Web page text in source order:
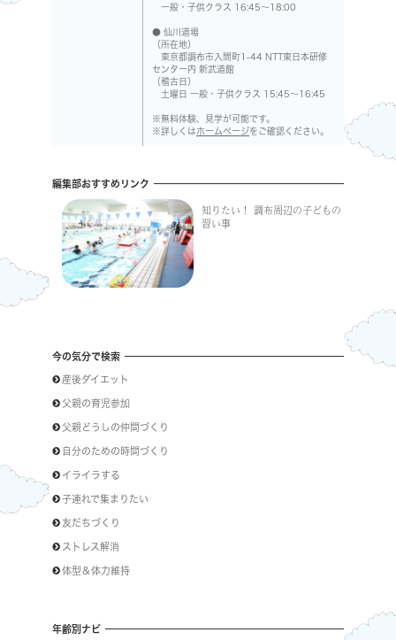
一般・子供クラス 16:45～18:00
● 仙川道場
（所在地）
東京都調布市入間町1-44 NTT東日本研修
センター内 新武道館
（稽古日）
土曜日 一般・子供クラス 15:45～16:45
※無料体験、見学が可能です。
※詳しくは ホームページをご確認ください。
編集部おすすめリンク
知りたい！ 調布周辺の子どもの
習い事
今の気分で検索
産後ダイエット
父親の育児参加
父親どうしの仲間づくり
自分のための時間づくり
イライラする
子連れで集まりたい
友だちづくり
ストレス解消
体型＆体力維持
年齢別ナビ